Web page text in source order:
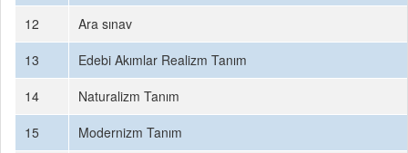
12
Ara sınav
13
Edebi Akımlar Realizm Tanım
14
Naturalizm Tanım
15
Modernizm Tanım